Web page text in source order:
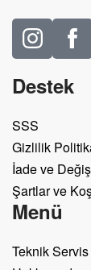
Destek
SSS
Gizlilik
İade ve
Şartlar ve
Menü
Teknik Servis